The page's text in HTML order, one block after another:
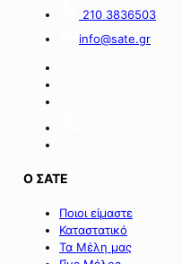
Ταμείου».
ειδικού
στήριξης
210 3836503
info@sate.gr
Ο ΣΑΤΕ
Ποιοι είμαστε
Καταστατικό
Τα Μέλη μας